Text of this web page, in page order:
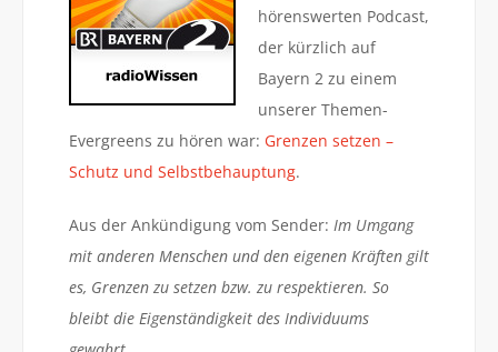
hörenswerten Podcast,
der kürzlich auf
Bayern 2 zu einem
unserer Themen-
Evergreens zu hören war: Grenzen setzen –
Schutz und Selbstbehauptung.
Aus der Ankündigung vom Sender: Im Umgang
mit anderen Menschen und den eigenen Kräften gilt
es, Grenzen zu setzen bzw. zu respektieren. So
bleibt die Eigenständigkeit des Individuums